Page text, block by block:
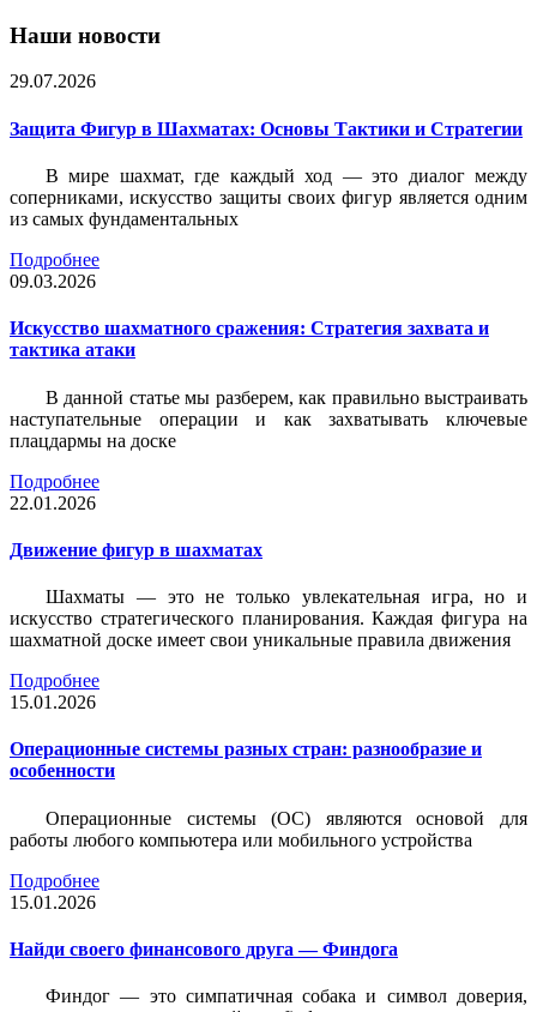
Наши новости
29.07.2026
Защита Фигур в Шахматах: Основы Тактики и Стратегии
В мире шахмат, где каждый ход — это диалог между
соперниками, искусство защиты своих фигур является одним
из самых фундаментальных
Подробнее
09.03.2026
Искусство шахматного сражения: Стратегия захвата и
тактика атаки
В данной статье мы разберем, как правильно выстраивать
наступательные операции и как захватывать ключевые
плацдармы на доске
Подробнее
22.01.2026
Движение фигур в шахматах
Шахматы — это не только увлекательная игра, но и
искусство стратегического планирования. Каждая фигура на
шахматной доске имеет свои уникальные правила движения
Подробнее
15.01.2026
Операционные системы разных стран: разнообразие и
особенности
Операционные системы (ОС) являются основой для
работы любого компьютера или мобильного устройства
Подробнее
15.01.2026
Найди своего финансового друга — Финдога
Финдог — это симпатичная собака и символ доверия,